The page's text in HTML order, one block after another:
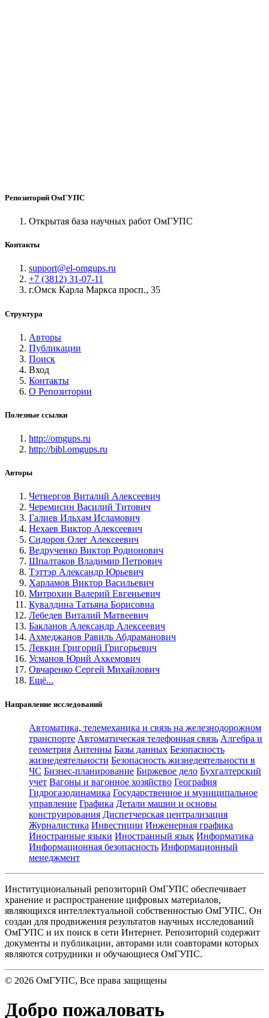
Репозиторий ОмГУПС
Открытая база научных работ ОмГУПС
Контакты
support@el-omgups.ru
+7 (3812) 31-07-11
г.Омск Карла Маркса просп., 35
Структура
Авторы
Публикации
Поиск
Вход
Контакты
О Репозитории
Полезные ссылки
http://omgups.ru
http://bibl.omgups.ru
Авторы
Четвергов Виталий Алексеевич
Черемисин Василий Титович
Галиев Ильхам Исламович
Нехаев Виктор Алексеевич
Сидоров Олег Алексеевич
Ведрученко Виктор Родионович
Шпалтаков Владимир Петрович
Тэттэр Александр Юрьевич
Харламов Виктор Васильевич
Митрохин Валерий Евгеньевич
Кувалдина Татьяна Борисовна
Лебедев Виталий Матвеевич
Бакланов Александр Алексеевич
Ахмеджанов Равиль Абдраманович
Левкин Григорий Григорьевич
Усманов Юрий Ахкемович
Овчаренко Сергей Михайлович
Ещё...
Направление исследований
Автоматика, телемеханика и связь на железнодорожном
транспорте Автоматическая телефонная связь Алгебра и
геометрия Антенны Базы данных Безопасность
жизнедеятельности Безопасность жизнедеятельности в
ЧС Бизнес-планирование Биржевое дело Бухгалтерский
учет Вагоны и вагонное хозяйство География
Гидрогазодинамика Государственное и муниципальное
управление Графика Детали машин и основы
конструирования Диспетчерская централизация
Журналистика Инвестиции Инженерная графика
Иностранные языки Иностранный язык Информатика
Информационная безопасность Информационный
менеджмент
Институциональный репозиторий ОмГУПС обеспечивает
хранение и распространение цифровых материалов,
являющихся интеллектуальной собственностью ОмГУПС. Он
создан для продвижения результатов научных исследований
ОмГУПС и их поиск в сети Интернет. Репозиторий содержит
документы и публикации, авторами или соавторами которых
являются сотрудники и обучающиеся ОмГУПС.
© 2026 ОмГУПС, Все права защищены
Добро пожаловать